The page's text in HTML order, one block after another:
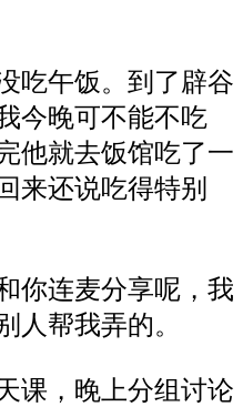
吃午饭。到了辟谷
今晚可不能不吃
他就去饭馆吃了一
来还说吃得特别
你连麦分享呢，我
人帮我弄的。
课，晚上分组讨论